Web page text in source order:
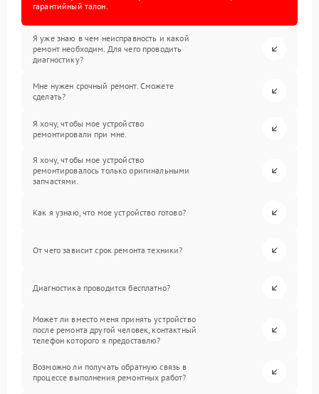
гарантийный талон.
Я уже знаю в чем неисправность и какой
ремонт необходим. Для чего проводить
диагностику?
Мне нужен срочный ремонт. Сможете
сделать?
Я хочу, чтобы мое устройство
ремонтировали при мне.
Я хочу, чтобы мое устройство
ремонтировалось только оригинальными
запчастями.
Как я узнаю, что мое устройство готово?
От чего зависит срок ремонта техники?
Диагностика проводится бесплатно?
Может ли вместо меня принять устройство
после ремонта другой человек, контактный
телефон которого я предоставлю?
Возможно ли получать обратную связь в
процессе выполнения ремонтных работ?